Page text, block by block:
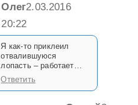
Олег2.03.2016
20:22
Я как-то приклеил
отвалившуюся
лопасть – работает…
Ответить